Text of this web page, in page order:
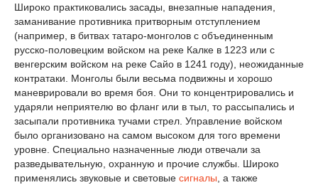
Широко практиковались засады, внезапные нападения,
заманивание противника притворным отступлением
(например, в битвах татаро-монголов с объединенным
русско-половецким войском на реке Калке в 1223 или с
венгерским войском на реке Сайо в 1241 году), неожиданные
контратаки. Монголы были весьма подвижны и хорошо
маневрировали во время боя. Они то концентрировались и
ударяли неприятелю во фланг или в тыл, то рассыпались и
засыпали противника тучами стрел. Управление войском
было организовано на самом высоком для того времени
уровне. Специально назначенные люди отвечали за
разведывательную, охранную и прочие службы. Широко
применялись звуковые и световые сигналы , а также